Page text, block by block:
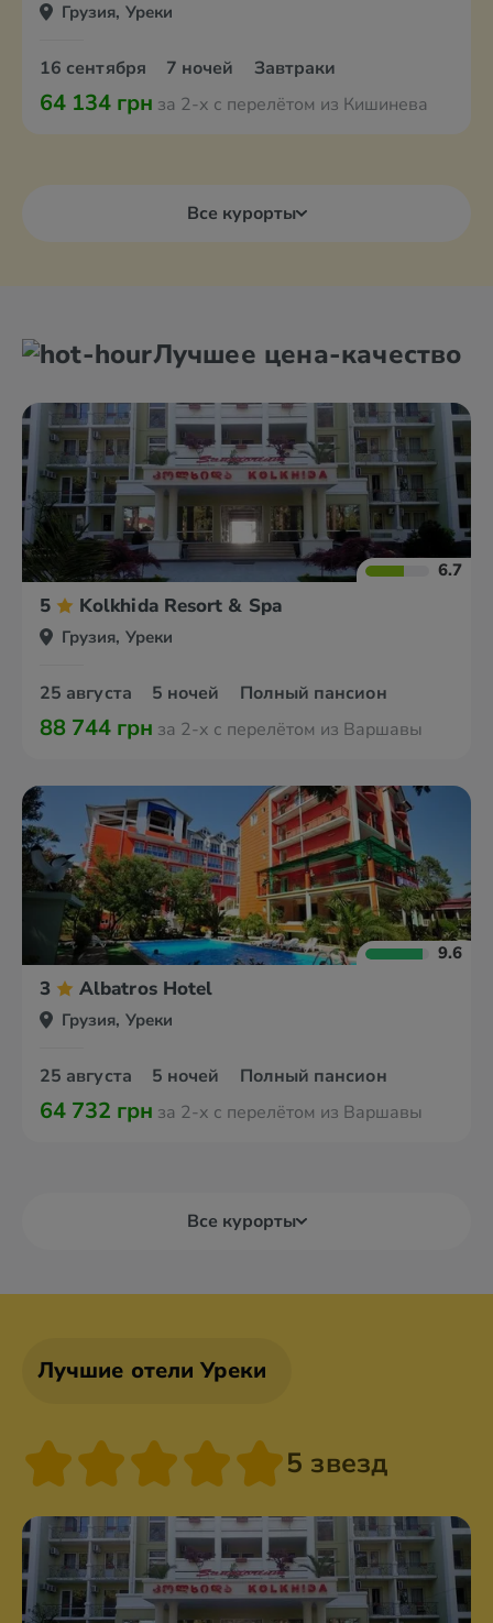
Грузия, Уреки
16 сентября 7 ночей Завтраки
64 134 грн за 2-х с перелётом из Кишинева
Все курорты
Лучшее цена-качество
6.7
5 Kolkhida Resort & Spa
Грузия, Уреки
25 августа 5 ночей Полный пансион
88 744 грн за 2-х с перелётом из Варшавы
9.6
3 Albatros Hotel
Грузия, Уреки
25 августа 5 ночей Полный пансион
64 732 грн за 2-х с перелётом из Варшавы
Все курорты
Лучшие отели Уреки
5 звезд